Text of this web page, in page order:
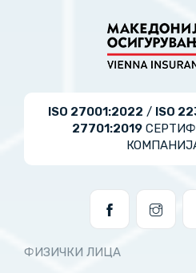
ISO 27001:2022 / ISO
27701:2019
ФИЗИЧКИ ЛИЦА